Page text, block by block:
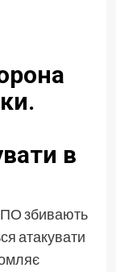
в
збивають
атакувати